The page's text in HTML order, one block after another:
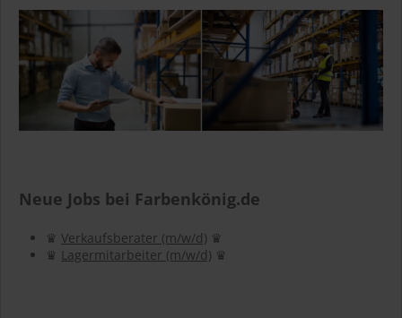
Neue Jobs bei Farbenkönig.de
♛ Verkaufsberater (m/w/d) ♛
♛
Lagermitarbeiter (m/w/d) ♛